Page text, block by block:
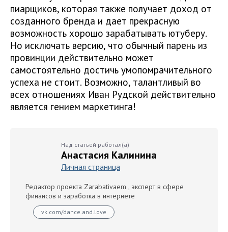
пиарщиков, которая также получает доход от
созданного бренда и дает прекрасную
возможность хорошо зарабатывать ютуберу.
Но исключать версию, что обычный парень из
провинции действительно может
самостоятельно достичь умопомрачительного
успеха не стоит. Возможно, талантливый во
всех отношениях Иван Рудской действительно
является гением маркетинга!
Над статьей работал(а)
Анастасия Калинина
Личная страница
Редактор проекта Zarabativaem , эксперт в сфере
финансов и заработка в интернете
vk.com/dance.and.love